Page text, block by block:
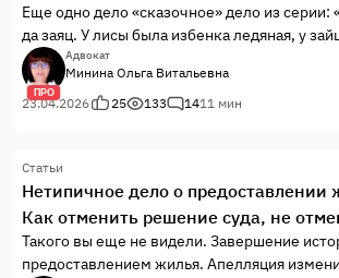
Еще одно дело «сказочное» дело из
да заяц. У лисы была избенка ледяная, у
Пришла весна красна — у лисы избенка
стоит по-старому…»
ПРО
Адвокат
Минина Ольга Витальевна
23.04.2026
25 133 1411 мин
Статьи
Нетипичное дело о предоставлении
Как отменить решение суда, не
Такого вы еще не видели. Завершение
предоставлением жилья. Апелляция